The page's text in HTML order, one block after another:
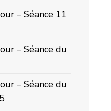
– Séance 11
– Séance du
– Séance du